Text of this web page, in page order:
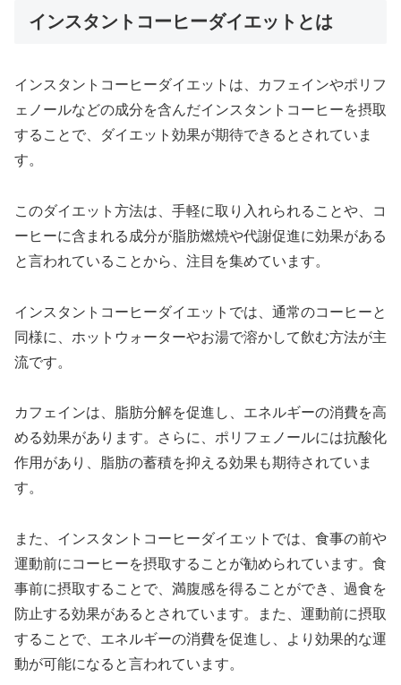
インスタントコーヒーダイエットとは
インスタントコーヒーダイエットは、カフェインやポリフ
ェノールなどの成分を含んだインスタントコーヒーを摂取
することで、ダイエット効果が期待できるとされていま
す。
このダイエット方法は、手軽に取り入れられることや、コ
ーヒーに含まれる成分が脂肪燃焼や代謝促進に効果がある
と言われていることから、注目を集めています。
インスタントコーヒーダイエットでは、通常のコーヒーと
同様に、ホットウォーターやお湯で溶かして飲む方法が主
流です。
カフェインは、脂肪分解を促進し、エネルギーの消費を高
める効果があります。さらに、ポリフェノールには抗酸化
作用があり、脂肪の蓄積を抑える効果も期待されていま
す。
また、インスタントコーヒーダイエットでは、食事の前や
運動前にコーヒーを摂取することが勧められています。食
事前に摂取することで、満腹感を得ることができ、過食を
防止する効果があるとされています。また、運動前に摂取
することで、エネルギーの消費を促進し、より効果的な運
動が可能になると言われています。